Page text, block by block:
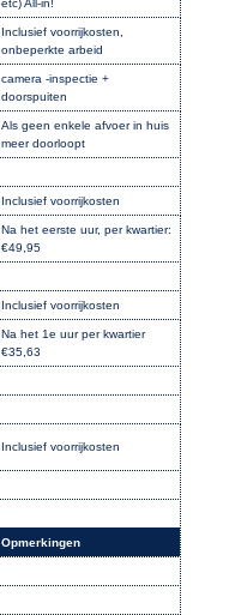
etc) All-in!
Inclusief voorrijkosten,
onbeperkte arbeid
camera -inspectie +
doorspuiten
Als geen enkele afvoer in huis
meer doorloopt
Inclusief voorrijkosten
Na het eerste uur, per kwartier:
€49,95
Inclusief voorrijkosten
Na het 1e uur per kwartier
€35,63
Inclusief voorrijkosten
Opmerkingen